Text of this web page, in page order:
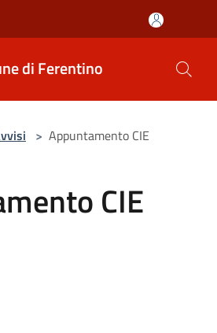
di Ferentino
> Appuntamento CIE
CIE